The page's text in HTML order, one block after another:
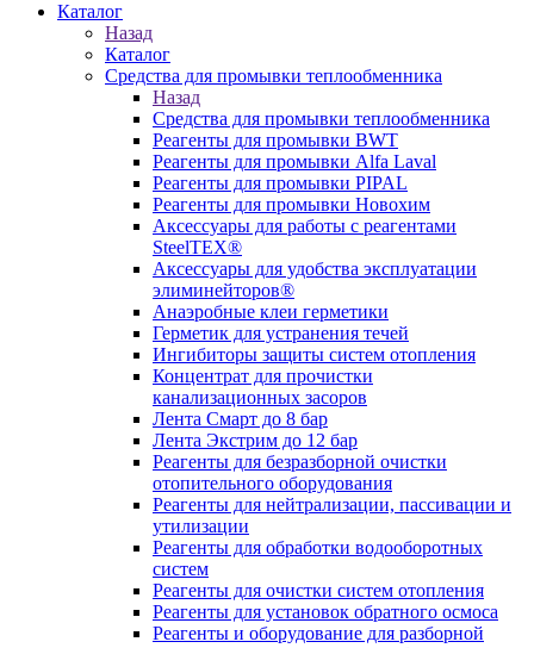
Каталог
Назад
Каталог
Средства для промывки теплообменника
Назад
Средства для промывки теплообменника
Реагенты для промывки BWT
Реагенты для промывки Alfa Laval
Реагенты для промывки PIPAL
Реагенты для промывки Новохим
Аксессуары для работы с реагентами
SteelTEX®
Аксессуары для удобства эксплуатации
элиминейторов®
Анаэробные клеи герметики
Герметик для устранения течей
Ингибиторы защиты систем отопления
Концентрат для прочистки
канализационных засоров
Лента Смарт до 8 бар
Лента Экстрим до 12 бар
Реагенты для безразборной очистки
отопительного оборудования
Реагенты для нейтрализации, пассивации и
утилизации
Реагенты для обработки водооборотных
систем
Реагенты для очистки систем отопления
Реагенты для установок обратного осмоса
Реагенты и оборудование для разборной